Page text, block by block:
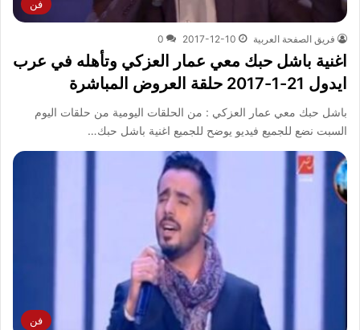
فن
فريق الصفحة العربية 2017-12-10
0
اغنية باشل حبك معي عمار العزكي وتأهله في عرب
ايدول 21-1-2017 حلقة العروض المباشرة
باشل حبك معي عمار العزكي : من الحلقات اليومية من حلقات اليوم
السبت نضع للجميع فيديو يوضح للجميع اغنية باشل حبك…
فن